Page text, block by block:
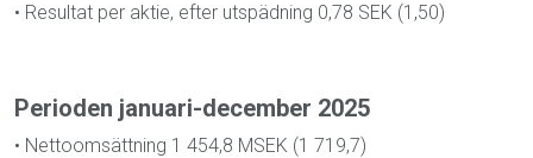
• Resultat per aktie, efter utspädning 0,78 SEK (1,50)
Perioden januari-december 2025
• Nettoomsättning 1 454,8 MSEK (1 719,7)